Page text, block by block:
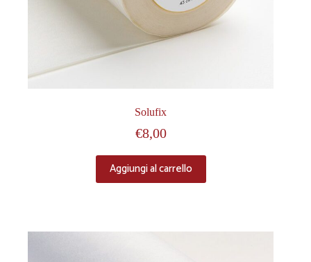
Solufix
€8,00
Aggiungi al carrello